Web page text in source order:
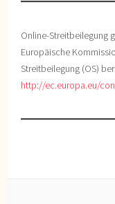
Online-Streitbeilegung
Europäische
Streitbeilegung (OS)
http://ec.europa.eu/